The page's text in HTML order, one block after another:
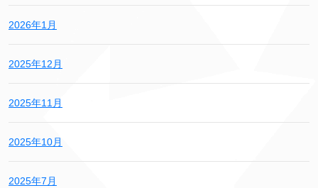
2026年1月
2025年12月
2025年11月
2025年10月
2025年7月